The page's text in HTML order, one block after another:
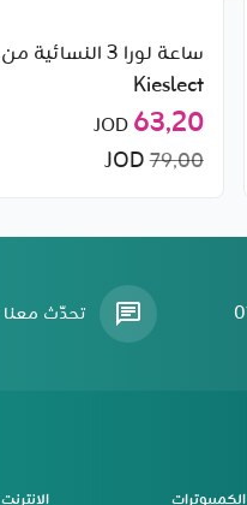
ساعة لورا 3 النسائية من
Kieslect
63٫20 JOD
79٫00
تحدّث معنا
الكمبيوترات
الانترنت